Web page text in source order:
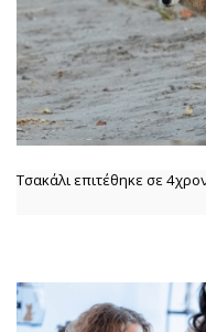
Τσακάλι επιτέθηκε σε